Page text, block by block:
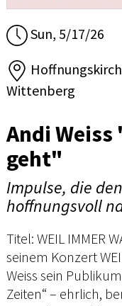
Sun, 5/17/26
Wittenberg
Andi
geht"
Impulse, die
hoffnungsvoll
Titel: WEIL IMMER
seinem Konzert
Weiss sein
Zeiten“ – ehrlich,